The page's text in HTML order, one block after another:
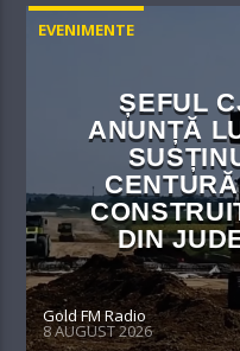
EVENIMENTE
ȘEFUL
ANUNȚĂ
DIN
Gold FM Radio
8 AUGUST 2026